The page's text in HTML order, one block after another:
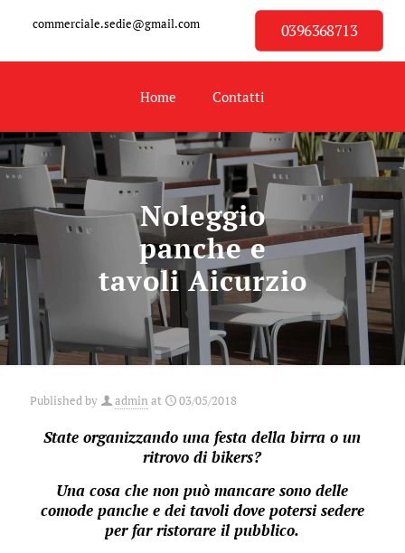
commerciale.sedie@gmail.com 0396368713
Home Contatti
Noleggio
panche e
tavoli Aicurzio
Published by admin at 03/05/2018
State organizzando una festa della birra o un
ritrovo di bikers?
Una cosa che non può mancare sono delle
comode panche e dei tavoli dove potersi sedere
per far ristorare il pubblico.